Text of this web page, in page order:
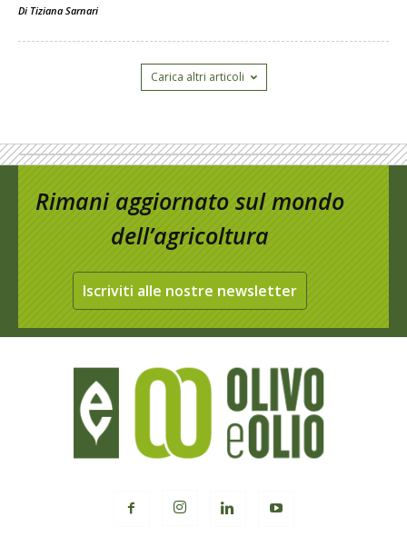
Di Tiziana Sarnari
Carica altri articoli
Rimani aggiornato sul mondo
dell’agricoltura
Iscriviti alle nostre newsletter